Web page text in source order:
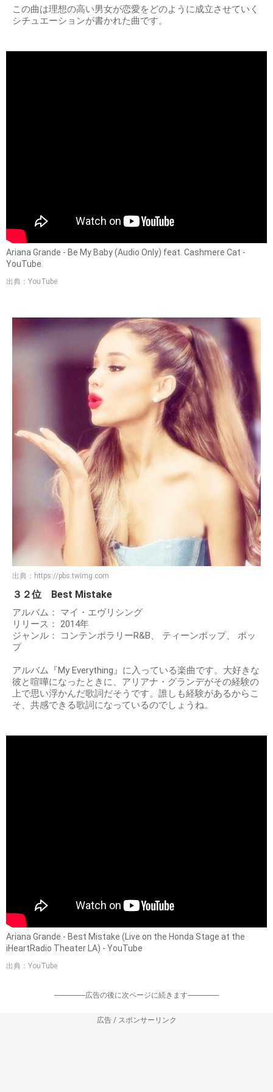
この曲は理想の高い男女が恋愛をどのように成立させていく
シチュエーションが書かれた曲です。
Ariana Grande - Be My Baby (Audio Only) feat. Cashmere Cat -
YouTube
出典：YouTube
出典： https://pbs.twimg.com
３２位 Best Mistake
アルバム： マイ・エヴリシング
リリース： 2014年
ジャンル： コンテンポラリーR&B、 ティーンポップ、 ポッ
プ
アルバム『My Everything』に入っている楽曲です。大好きな
彼と喧嘩になったときに、アリアナ・グランデがその経験の
上で思い浮かんだ歌詞だそうです。誰しも経験があるからこ
そ、共感できる歌詞になっているのでしょうね。
Ariana Grande - Best Mistake (Live on the Honda Stage at the
iHeartRadio Theater LA) - YouTube
出典：YouTube
-----------------広告の後に次ページに続きます-----------------
広告 / スポンサーリンク